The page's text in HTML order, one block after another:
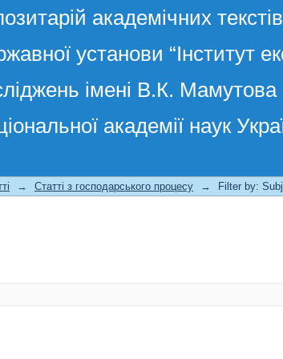
академічних текстів
установи “Інститут
імені В.К. Мамутова
академії наук
→ Статті з господарського процесу → Filter by: